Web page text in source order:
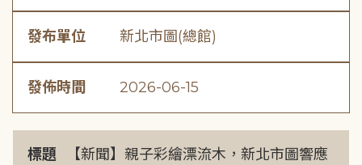
發布單位 新北市圖(總館)
發佈時間 2026-06-15
標題
【新聞】親子彩繪漂流木，新北市圖響應